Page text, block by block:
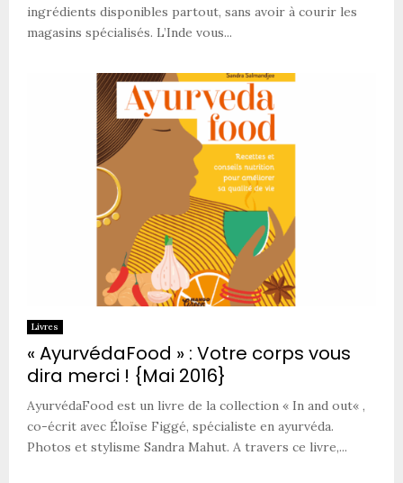
ingrédients disponibles partout, sans avoir à courir les
magasins spécialisés. L’Inde vous...
Livres
« AyurvédaFood » : Votre corps vous
dira merci ! {Mai 2016}
AyurvédaFood est un livre de la collection « In and out« ,
co-écrit avec Éloïse Figgé, spécialiste en ayurvéda.
Photos et stylisme Sandra Mahut. A travers ce livre,...